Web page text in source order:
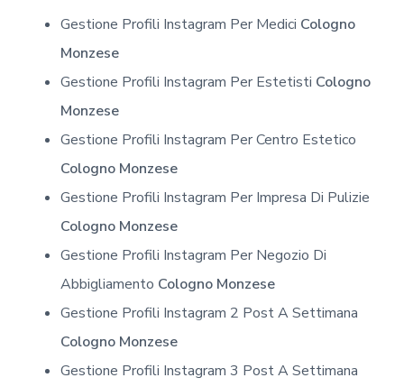
Gestione Profili Instagram Per Medici Cologno
Monzese
Gestione Profili Instagram Per Estetisti Cologno
Monzese
Gestione Profili Instagram Per Centro Estetico
Cologno Monzese
Gestione Profili Instagram Per Impresa Di Pulizie
Cologno Monzese
Gestione Profili Instagram Per Negozio Di
Abbigliamento Cologno Monzese
Gestione Profili Instagram 2 Post A Settimana
Cologno Monzese
Gestione Profili Instagram 3 Post A Settimana